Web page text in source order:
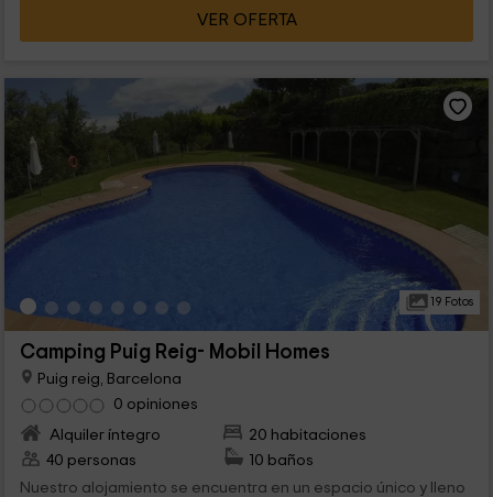
VER OFERTA
19 Fotos
Camping Puig Reig- Mobil Homes
Puig reig, Barcelona
0 opiniones
Alquiler íntegro
20 habitaciones
40 personas
10 baños
Nuestro alojamiento se encuentra en un espacio único y lleno